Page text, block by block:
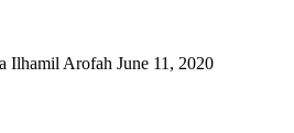
Ilhamil Arofah June 11, 2020